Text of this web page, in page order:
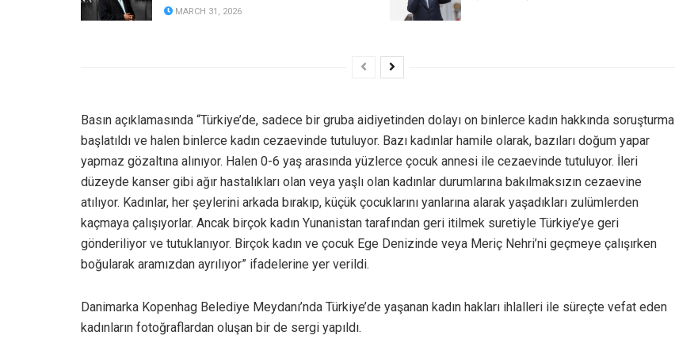
MARCH 31, 2026
Basın açıklamasında “Türkiye’de, sadece bir gruba aidiyetinden dolayı on binlerce kadın hakkında soruşturma
başlatıldı ve halen binlerce kadın cezaevinde tutuluyor. Bazı kadınlar hamile olarak, bazıları doğum yapar
yapmaz gözaltına alınıyor. Halen 0-6 yaş arasında yüzlerce çocuk annesi ile cezaevinde tutuluyor. İleri
düzeyde kanser gibi ağır hastalıkları olan veya yaşlı olan kadınlar durumlarına bakılmaksızın cezaevine
atılıyor. Kadınlar, her şeylerini arkada bırakıp, küçük çocuklarını yanlarına alarak yaşadıkları zulümlerden
kaçmaya çalışıyorlar. Ancak birçok kadın Yunanistan tarafından geri itilmek suretiyle Türkiye’ye geri
gönderiliyor ve tutuklanıyor. Birçok kadın ve çocuk Ege Denizinde veya Meriç Nehri’ni geçmeye çalışırken
boğularak aramızdan ayrılıyor” ifadelerine yer verildi.
Danimarka Kopenhag Belediye Meydanı’nda Türkiye’de yaşanan kadın hakları ihlalleri ile süreçte vefat eden
kadınların fotoğraflardan oluşan bir de sergi yapıldı.